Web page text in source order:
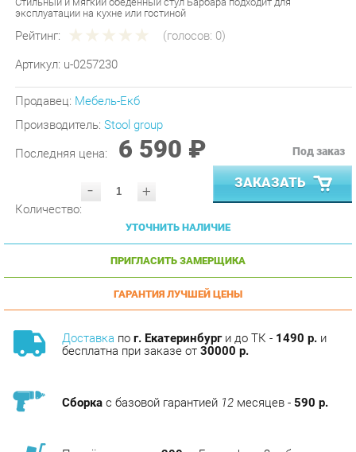
Рейтинг: (голосов:0)
Артикул: u-0257230
Продавец: Мебель-Екб
Производитель:
Stool group
Последняя цена: 6 590 ₽
- +
ЗАКАЗАТЬ
УТОЧНИТЬ НАЛИЧИЕ
ПРИГЛАСИТЬ ЗАМЕРЩИКА
ГАРАНТИЯ ЛУЧШЕЙ ЦЕНЫ
пог. Екатеринбурги до ТК -
бесплатна при заказе от30000 р.
с базовой гарантией месяцев -
Подъём на этаж -200 р.Без лифта - 3 рубля за кг.